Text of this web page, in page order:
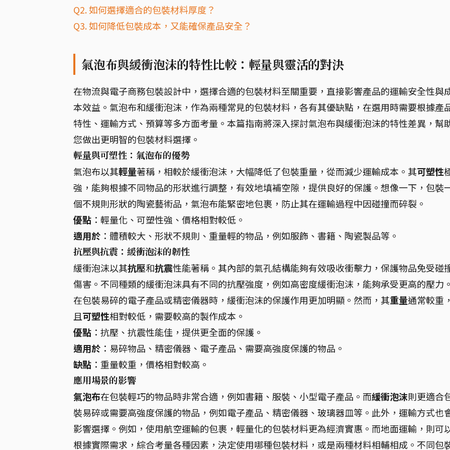
Q2. 如何選擇適合的包裝材料厚度？
Q3. 如何降低包裝成本，又能確保產品安全？
氣泡布與緩衝泡沫的特性比較：輕量與靈活的對決
在物流與電子商務包裝設計中，選擇合適的包裝材料至關重要，直接影響產品的運輸安全性與
本效益。氣泡布和緩衝泡沫，作為兩種常見的包裝材料，各有其優缺點，在選用時需要根據產
特性、運輸方式、預算等多方面考量。本篇指南將深入探討氣泡布與緩衝泡沫的特性差異，幫
您做出更明智的包裝材料選擇。
輕量與可塑性：氣泡布的優勢
氣泡布以其輕量著稱，相較於緩衝泡沫，大幅降低了包裝重量，從而減少運輸成本。其可塑性
強，能夠根據不同物品的形狀進行調整，有效地填補空隙，提供良好的保護。想像一下，包裝
個不規則形狀的陶瓷藝術品，氣泡布能緊密地包裹，防止其在運輸過程中因碰撞而碎裂。
優點 ：輕量化、可塑性強、價格相對較低。
適用於 ：體積較大、形狀不規則、重量輕的物品，例如服飾、書籍、陶瓷製品等。
抗壓與抗震：緩衝泡沫的韌性
緩衝泡沫以其抗壓和抗震性能著稱。其內部的氣孔結構能夠有效吸收衝擊力，保護物品免受碰
傷害。不同種類的緩衝泡沫具有不同的抗壓強度，例如高密度緩衝泡沫，能夠承受更高的壓力。
在包裝易碎的電子產品或精密儀器時，緩衝泡沫的保護作用更加明顯。然而，其重量通常較重，
且可塑性相對較低，需要較高的製作成本。
優點 ：抗壓、抗震性能佳，提供更全面的保護。
適用於 ：易碎物品、精密儀器、電子產品、需要高強度保護的物品。
缺點 ：重量較重，價格相對較高。
應用場景的影響
氣泡布在包裝輕巧的物品時非常合適，例如書籍、服裝、小型電子產品。而緩衝泡沫則更適合
裝易碎或需要高強度保護的物品，例如電子產品、精密儀器、玻璃器皿等。此外，運輸方式也
影響選擇。例如，使用航空運輸的包裹，輕量化的包裝材料更為經濟實惠。而地面運輸，則可
根據實際需求，綜合考量各種因素，決定使用哪種包裝材料，或是兩種材料相輔相成。不同包